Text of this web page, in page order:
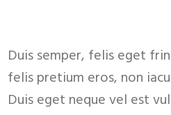
Duis semper, felis eget
felis pretium eros, non
Duis eget neque vel est